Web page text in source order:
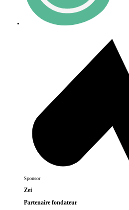
Sponsor
Zei
Partenaire fondateur